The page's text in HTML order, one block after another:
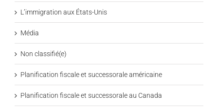
L’immigration aux États-Unis
Média
Non classifié(e)
Planification fiscale et successorale américaine
Planification fiscale et successorale au Canada